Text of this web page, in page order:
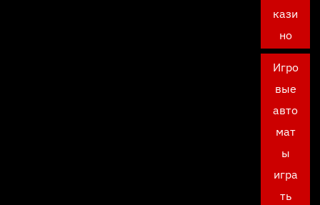
кази
но
Игро
вые
авто
мат
ы
игра
ть